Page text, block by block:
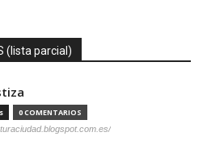
(lista parcial)
0 COMENTARIOS